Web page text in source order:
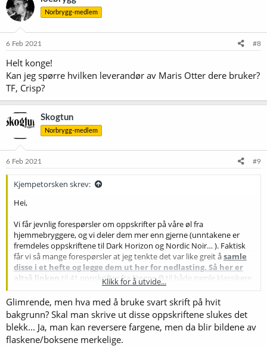
Norbrygg-medlem
6 Feb 2021 #8
Helt konge!
Kan jeg spørre hvilken leverandør av Maris Otter dere bruker?
TF, Crisp?
Skogtun
Norbrygg-medlem
6 Feb 2021 #9
Kjempetorsken skrev:
Hei,
Vi får jevnlig forespørsler om oppskrifter på våre øl fra
hjemmebryggere, og vi deler dem mer enn gjerne (unntakene er
fremdeles oppskriftene til Dark Horizon og Nordic Noir… ). Faktisk
får vi så mange forespørsler at jeg tenkte det var like greit åsamle
disse i et hefte og legge dem ut her for nedlasting. Så her er
altså linken til 41 oppskrifter fra Nøgne Ø til både gamle klassikere
og noen nyere brygg. Si gjerne fra når dere er ferdig med å brygge
disse, så legger jeg ut et nytt hefte
Mvh. Tom, Nøgne Ø
Klikk for å utvide...
Glimrende, men hva med å bruke svart skrift på hvit
bakgrunn? Skal man skrive ut disse oppskriftene slukes det
blekk... Ja, man kan reversere fargene, men da blir bildene av
flaskene/boksene merkelige.